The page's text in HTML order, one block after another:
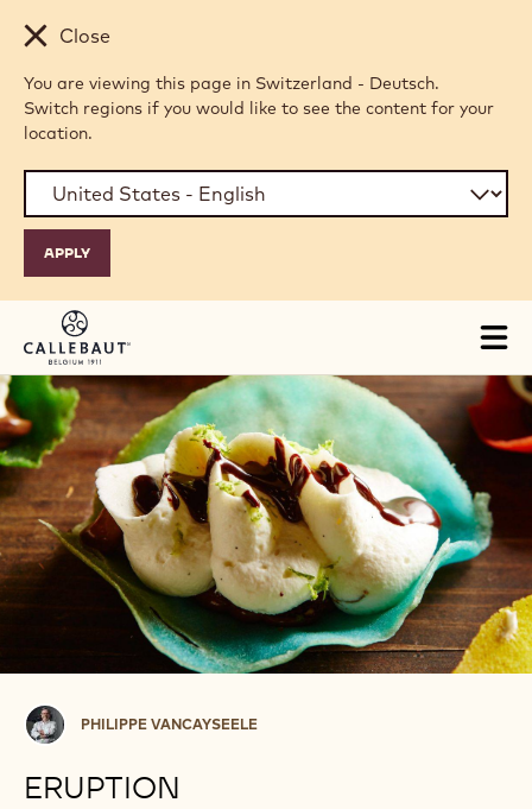
Skip to main content
Close
You are viewing this page in Switzerland - Deutsch.
Switch regions if you would like to see the content for your
location.
Philippe
Vancayseele
PHILIPPE VANCAYSEELE
ERUPTION